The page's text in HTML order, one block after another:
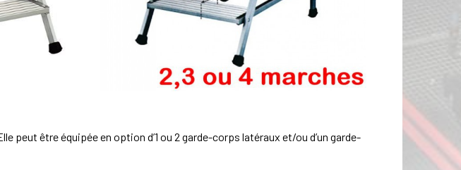
peut être équipée en option d’1 ou 2 garde-corps latéraux et/ou d’un garde-